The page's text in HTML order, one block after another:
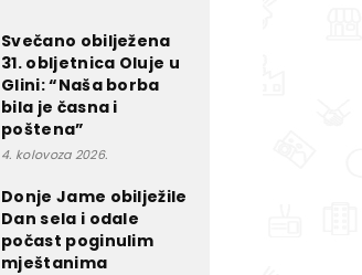
Svečano obilježena
31. obljetnica Oluje u
Glini: “Naša borba
bila je časna i
poštena”
4. kolovoza 2026.
Donje Jame obilježile
Dan sela i odale
počast poginulim
mještanima